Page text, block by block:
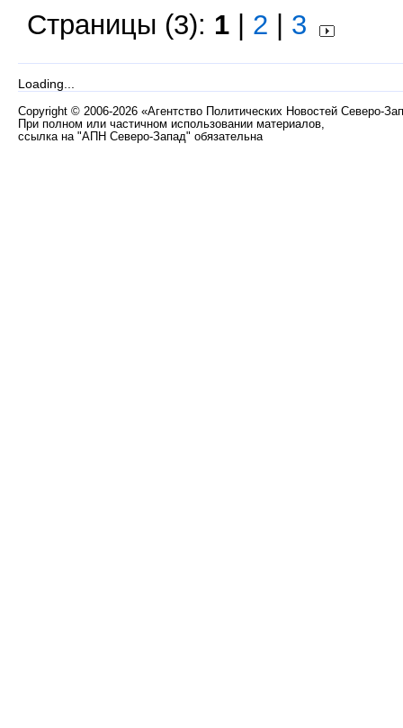
Страницы (3): 1 2 3
Loading...
Copyright © 2006-2026 «Агентство Политических Новостей Северо-
При полном или частичном использовании материалов,
ссылка на "АПН Северо-Запад" обязательна